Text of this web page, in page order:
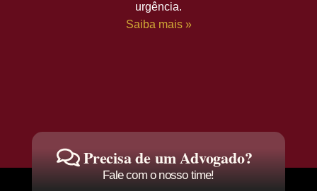
urgência.
Saiba mais »
Precisa de um Advogado?
Fale com o nosso time!